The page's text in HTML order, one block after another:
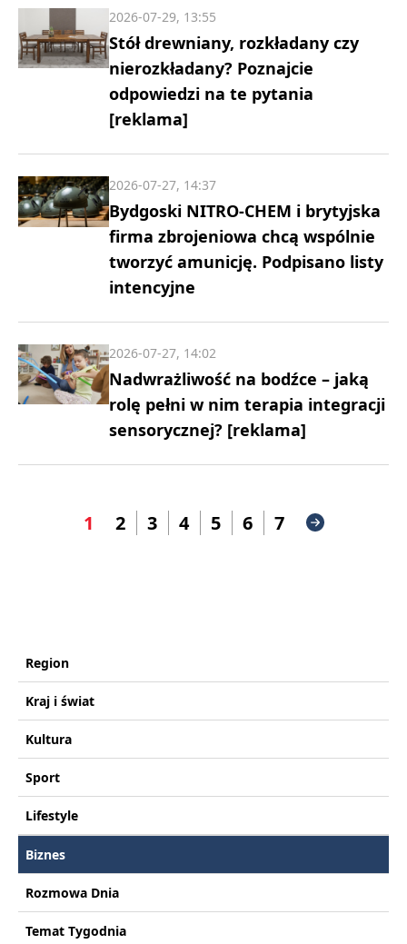
Stół drewniany, rozkładany czy
nierozkładany? Poznajcie
odpowiedzi na te pytania
[reklama]
2026-07-29, 13:55
Bydgoski NITRO-CHEM i brytyjska
firma zbrojeniowa chcą wspólnie
tworzyć amunicję. Podpisano listy
intencyjne
2026-07-27, 14:37
Nadwrażliwość na bodźce – jaką
rolę pełni w nim terapia integracji
sensorycznej? [reklama]
2026-07-27, 14:02
1 2 3 4 5 6 7
Region
Kraj i świat
Kultura
Sport
Lifestyle
Biznes
Rozmowa Dnia
Temat Tygodnia